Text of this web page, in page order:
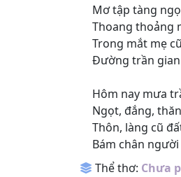
Mơ tập tàng
Thoang thoảng
Trong mắt mẹ
Đường trần
Hôm nay mưa
Ngọt, đắng,
Thôn, làng cũ
Bám chân
Thể thơ: Chưa